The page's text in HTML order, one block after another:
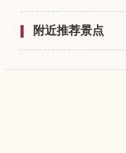
附近推荐景点